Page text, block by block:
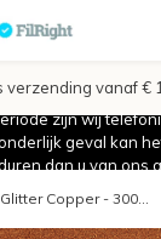
verzending vanaf €
zijn wij
geval kan
dan u van ons
Copper - 300...